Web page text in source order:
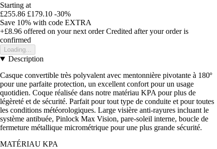
Starting at
£255.86 £179.10 -30%
Save 10% with code EXTRA
+£8.96 offered on your next order Credited after your order is
confirmed
Loading...
Description
Casque convertible très polyvalent avec mentonnière pivotante à 180º
pour une parfaite protection, un excellent confort pour un usage
quotidien. Coque réalisée dans notre matériau KPA pour plus de
légèreté et de sécurité. Parfait pour tout type de conduite et pour toutes
les conditions météorologiques. Large visière anti-rayures incluant le
système antibuée, Pinlock Max Vision, pare-soleil interne, boucle de
fermeture métallique micrométrique pour une plus grande sécurité.
MATÉRIAU KPA